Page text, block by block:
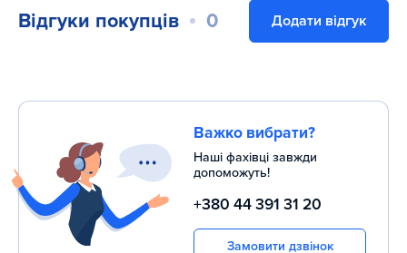
Запасні зношуватися - 3 місяці
Відгуки покупців 0 Додати відгук
Важко вибрати?
Наші фахівці завжди
допоможуть!
+380 44 391 31 20
Замовити дзвінок